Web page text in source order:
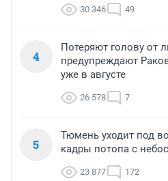
30 346 49
4
Потеряют голову от
предупреждают
уже в августе
26 578 7
5
Тюмень уходит под
кадры потопа с
23 877 172